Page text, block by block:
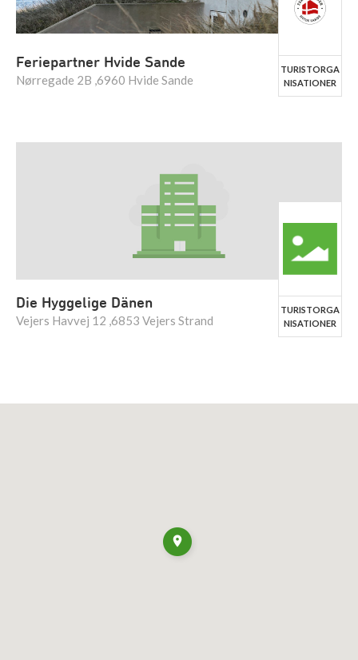
Feriepartner Hvide Sande
Nørregade 2B ,6960 Hvide Sande
TURISTORGA
NISATIONER
Die Hyggelige Dänen
Vejers Havvej 12 ,6853 Vejers Strand
TURISTORGA
NISATIONER